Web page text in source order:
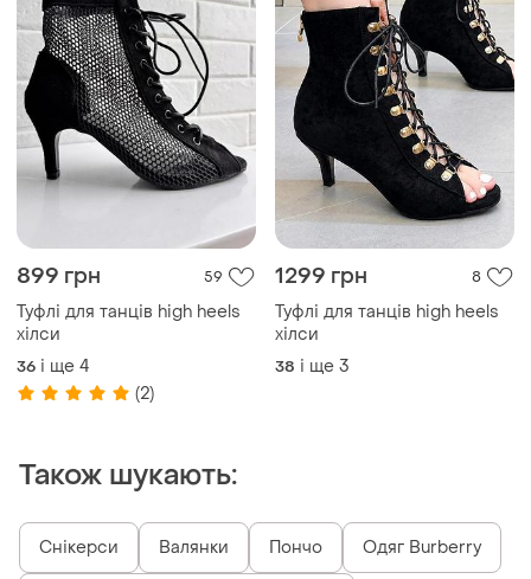
899 грн 59
Туфлі для танців high heels
хілси
36 і ще 4
(2)
1299 грн 8
Туфлі для танців high heels
хілси
38 і ще 3
Також шукають:
Снікерси Валянки Пончо Одяг Burberry